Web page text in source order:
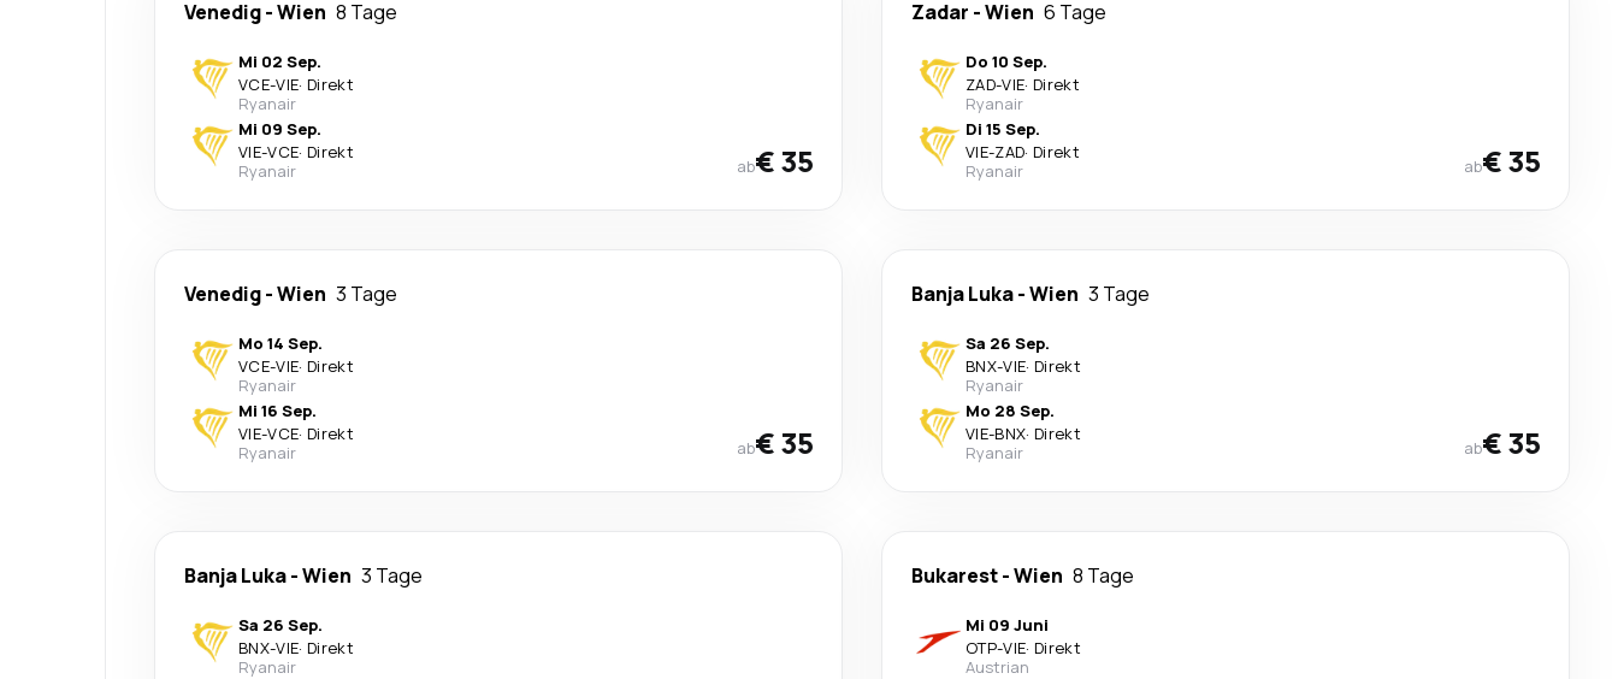
Venedig-Wien 8 Tage
Mi 02 Sep.
VCE-VIE· Direkt
Ryanair
Mi 09 Sep.
VIE-VCE· Direkt
Ryanair
ab€ 35
Zadar -Wien 6 Tage
Do 10 Sep.
ZAD-VIE· Direkt
Ryanair
Di 15 Sep.
VIE-ZAD· Direkt
Ryanair
ab€ 35
Venedig-Wien 3 Tage
Mo 14 Sep.
VCE-VIE· Direkt
Ryanair
Mi 16 Sep.
VIE-VCE· Direkt
Ryanair
ab€ 35
Banja Luka-Wien 3 Tage
Sa 26 Sep.
BNX-VIE· Direkt
Ryanair
Mo 28 Sep.
VIE-BNX· Direkt
Ryanair
ab€ 35
Banja Luka-Wien 3 Tage
Sa 26 Sep.
BNX-VIE· Direkt
Ryanair
Bukarest-Wien 8 Tage
Mi 09 Juni
OTP-VIE· Direkt
Austrian